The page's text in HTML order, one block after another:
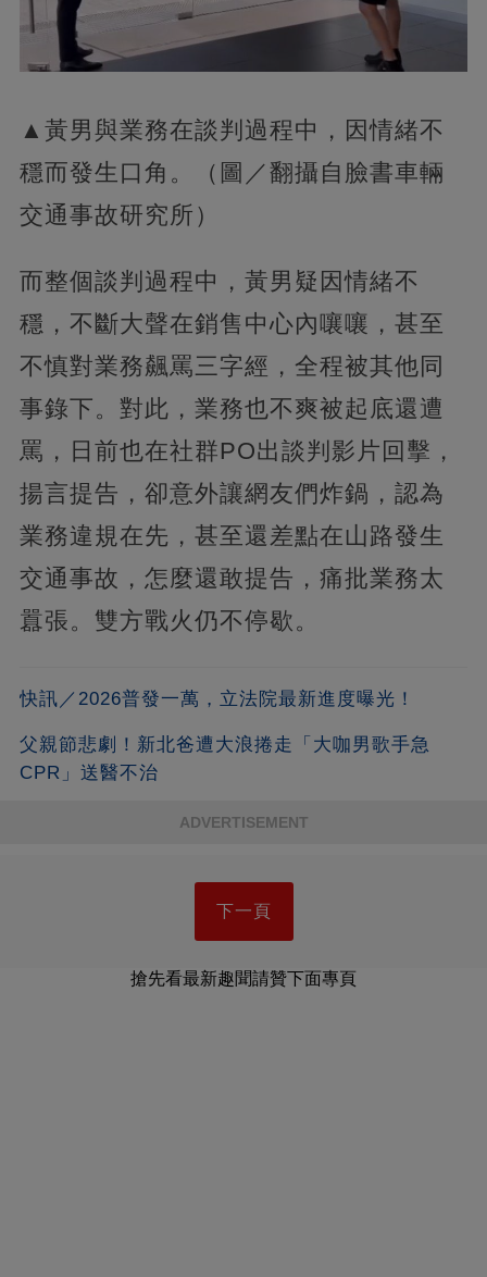
▲黃男與業務在談判過程中，因情緒不
穩而發生口角。（圖／翻攝自臉書車輛
交通事故研究所）
而整個談判過程中，黃男疑因情緒不
穩，不斷大聲在銷售中心內嚷嚷，甚至
不慎對業務飆罵三字經，全程被其他同
事錄下。對此，業務也不爽被起底還遭
罵，日前也在社群PO出談判影片回擊，
揚言提告，卻意外讓網友們炸鍋，認為
業務違規在先，甚至還差點在山路發生
交通事故，怎麼還敢提告，痛批業務太
囂張。雙方戰火仍不停歇。
快訊／2026普發一萬，立法院最新進度曝光！
父親節悲劇！新北爸遭大浪捲走「大咖男歌手急
CPR」送醫不治
ADVERTISEMENT
下一頁
搶先看最新趣聞請贊下面專頁